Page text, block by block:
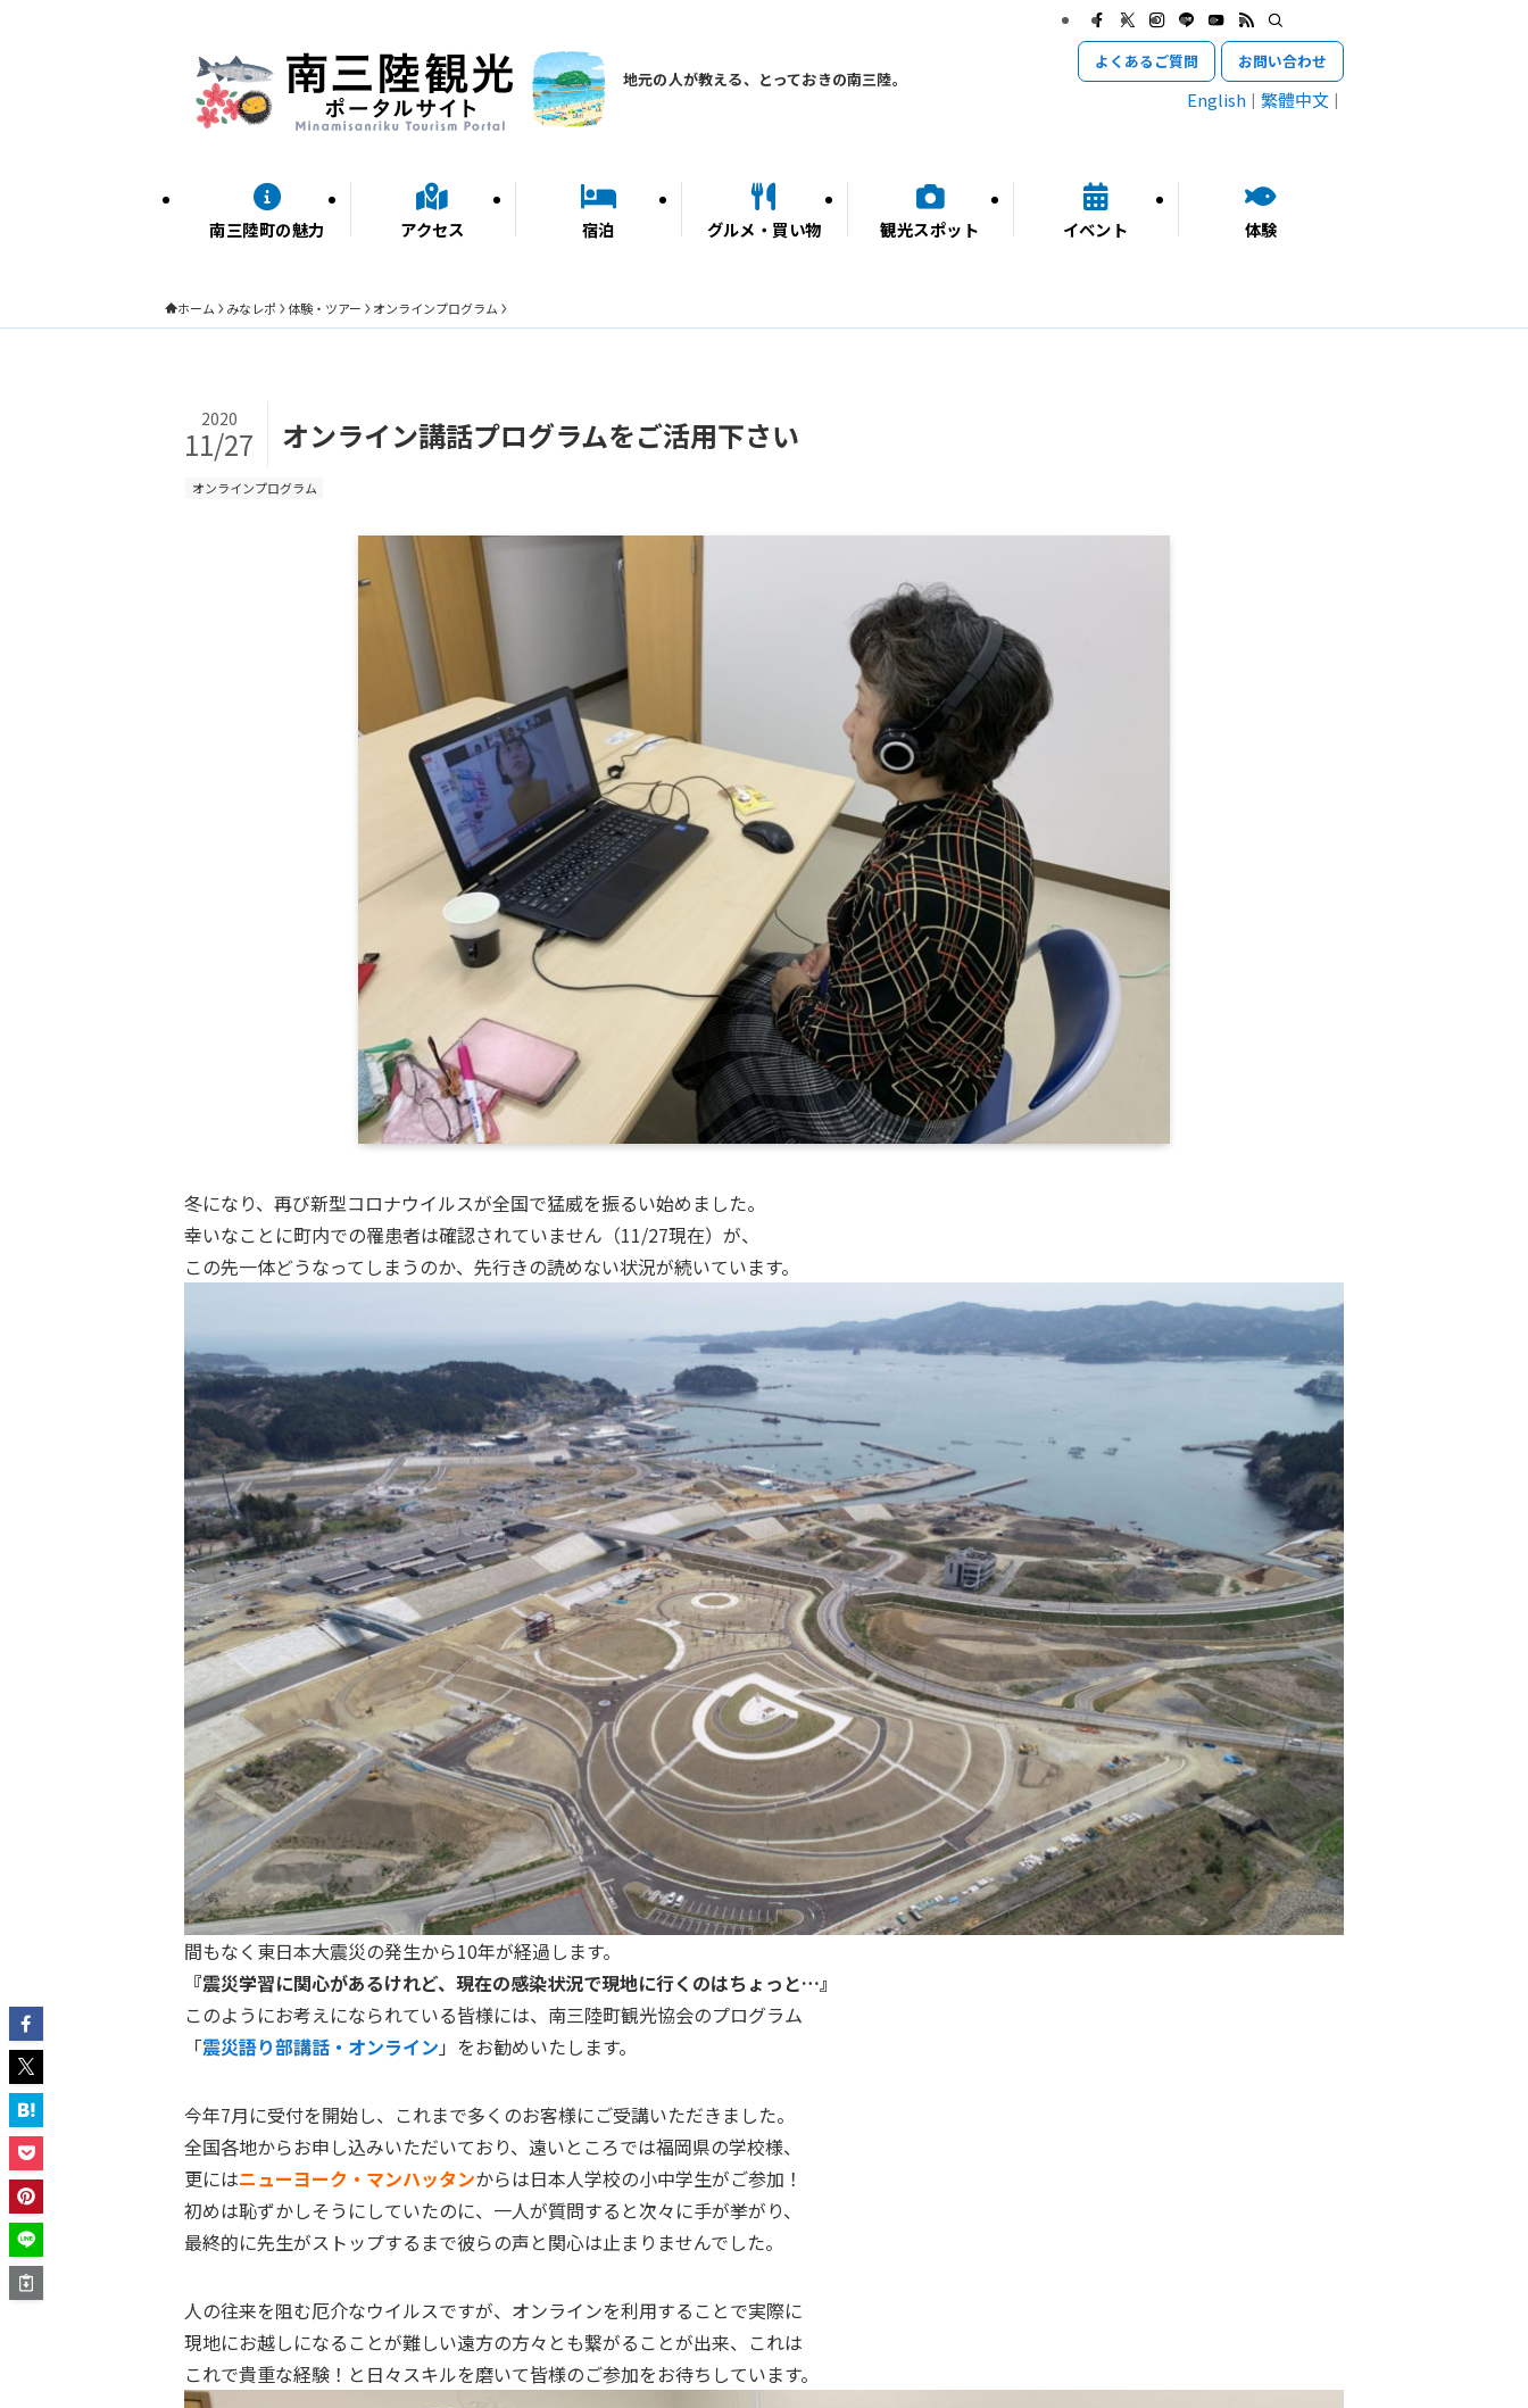
地元の人が教える、とっておきの南三陸。
南三陸町の魅力 アクセス 宿泊 グルメ・買い物 観光スポット イベント 体験
よくあるご質問 お問い合わせ
English 繁體中文
ホーム みなレポ 体験・ツアー オンラインプログラム
オンライン講話プログラムをご活用下さい
2020
11/27
オンラインプログラム
冬になり、再び新型コロナウイルスが全国で猛威を振るい始めました。
幸いなことに町内での罹患者は確認されていません（11/27現在）が、
この先一体どうなってしまうのか、先行きの読めない状況が続いています。
間もなく東日本大震災の発生から10年が経過します。
『震災学習に関心があるけれど、現在の感染状況で現地に行くのはちょっと…』
このようにお考えになられている皆様には、南三陸町観光協会のプログラム
「震災語り部講話・オンライン 」をお勧めいたします。
今年7月に受付を開始し、これまで多くのお客様にご受講いただきました。
全国各地からお申し込みいただいており、遠いところでは福岡県の学校様、
更にはニューヨーク・マンハッタンからは日本人学校の小中学生がご参加！
初めは恥ずかしそうにしていたのに、一人が質問すると次々に手が挙がり、
最終的に先生がストップするまで彼らの声と関心は止まりませんでした。
人の往来を阻む厄介なウイルスですが、オンラインを利用することで実際に
現地にお越しになることが難しい遠方の方々とも繋がることが出来、これは
これで貴重な経験！と日々スキルを磨いて皆様のご参加をお待ちしています。